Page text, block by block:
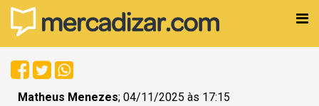
Matheus Menezes; 04/11/2025 às 17:15